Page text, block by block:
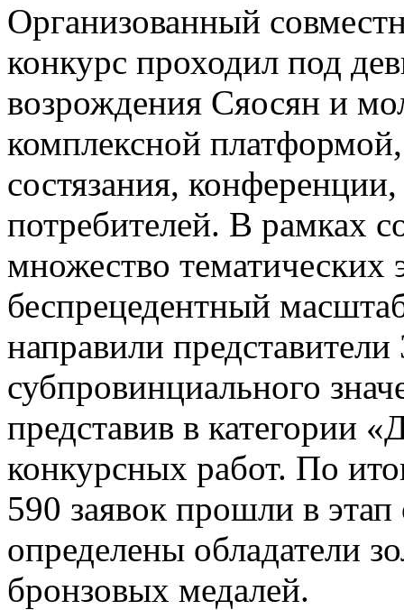
Организованный
конкурс проходил под
возрождения Сяосян и
комплексной
состязания,
потребителей. В рамках
множество тематических
беспрецедентный
направили
субпровинциального
представив в категории
конкурсных работ. По
590 заявок прошли в
определены обладатели
бронзовых медалей.